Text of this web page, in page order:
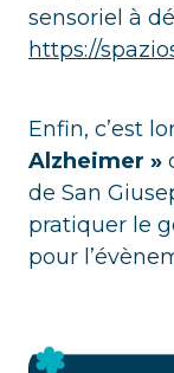
sensoriel à
https://
Enfin, c’est
Alzheimer »
de San
pratiquer le
pour